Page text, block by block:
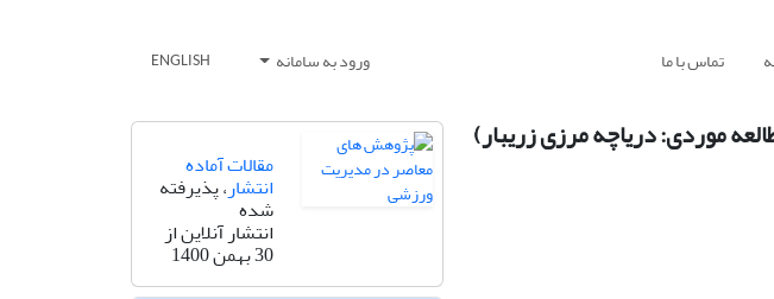
تماس با ما ورود به سامانه ENGLISH
موردی: دریاچه مرزی زریبار)
مقالات آماده
انتشار، پذیرفته
شده
انتشار آنلاین از
30 بهمن 1400